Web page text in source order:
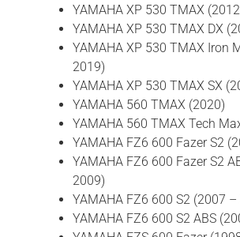
YAMAHA XP 530 TMAX
YAMAHA XP 530 TMAX DX
YAMAHA XP 530 TMAX Iron
2019)
YAMAHA XP 530 TMAX SX
YAMAHA 560 TMAX (2020)
YAMAHA 560 TMAX Tech
YAMAHA FZ6 600 Fazer S2
YAMAHA FZ6 600 Fazer S2
2009)
YAMAHA FZ6 600 S2 (2007 –
YAMAHA FZ6 600 S2 ABS